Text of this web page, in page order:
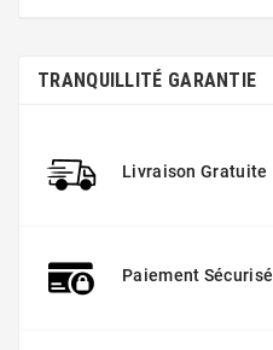
TRANQUILLITÉ GARANTIE
Livraison Gratuite
Paiement Sécurisé